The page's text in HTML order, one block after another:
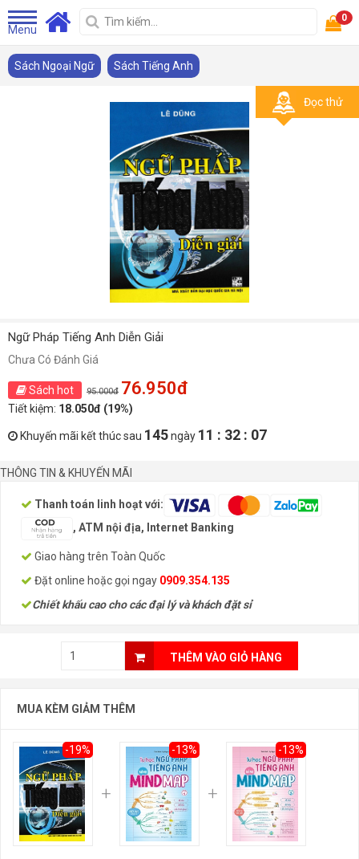
Menu
0
Sách Ngoại Ngữ Sách Tiếng Anh
Đọc thử
Ngữ Pháp Tiếng Anh Diễn Giải
Chưa Có Đánh Giá
Sách hot 95.000đ 76.950đ
Tiết kiệm: 18.050đ (19%)
Khuyến mãi kết thúc sau 145ngày 11 : 32 : 06
THÔNG TIN & KHUYẾN MÃI
Thanh toán linh hoạt với:
, ATM nội địa, Internet Banking
Giao hàng trên Toàn Quốc
Đặt online hoặc gọi ngay 0909.354.135
Chiết khấu cao cho các đại lý và khách đặt sỉ
THÊM VÀO GIỎ HÀNG
MUA KÈM GIẢM THÊM
-19% -13% -13%